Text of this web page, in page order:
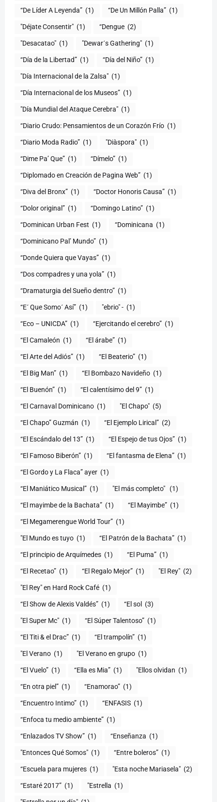
“De Líder A Leyenda” (1) “De Un Millón Palla” (1)
"Déjate Consentir" (1) “Dengue (2)
"Desacatao" (1) "Dewar´s Gathering" (1)
(1) “Día del Niño” (1)
"Día Internacional de la Zalsa" (1)
“Día Internacional de los Museos” (1)
"Día Mundial del Ataque Cerebra" (1)
“Diario Crudo: Pensamientos de un Corazón Frío (1)
“Diario Moda Radio” (1) (1)
“Dime Pa’ Que” (1) “Dímelo” (1)
“Diplomado en Creación de Pagina Web” (1)
“Diva del Bronx” (1) “Doctor Honoris Causa” (1)
“Dolor original” (1) “Domingo Latino” (1)
“Dominican Urban Fest (1) “Dominicana (1)
“Dominicano Pal’ Mundo” (1)
“Donde Quiera que Vayas” (1)
“Dos compadres y una yola” (1)
“Dramaturgia del Sueño dentro” (1)
“E´ Que Somo´ Así” (1) "ebrio" - (1)
“Eco – UNICDA” (1) “Ejercitando el cerebro” (1)
“El Camaleón (1) “El árabe” (1)
“El Arte del Adiós” (1) “El Beaterio” (1)
“El Big Man” (1) “El Bombazo Navideño (1)
“El Buenón” (1) “El calentísimo del 9” (1)
“El Carnaval Dominicano (1) "El Chapo" (5)
“El Chapo” Guzmán (1) “El Ejemplo Lirical” (2)
“El Escándalo del 13” (1) “El Espejo de tus Ojos” (1)
“El Famoso Biberón” (1) “El fantasma de Elena” (1)
“El Gordo y La Flaca” ayer (1)
“El Maniático Musical” (1) "El más completo" ​ (1)
“El mayimbe de la Bachata” (1) “El Mayimbe” (1)
“El Megamerengue World Tour” (1)
"El Mundo es tuyo (1) “El Patrón de la Bachata” (1)
“El principio de Arquímedes (1) “El Puma” (1)
“El Recetao” (1) “El Regalo Mejor” (1) "El Rey" (2)
"El Rey" en Hard Rock Café (1)
“El Show de Alexis Valdés” (1) “El sol (3)
"El Super Mc" (1) (1)
“El Titi & el Drac” (1) “El trampolín” (1)
"El Verano (1) "El Verano en grupo (1)
(1) “Ella es Mia” (1) "Ellos olvidan (1)
“En otra piel” (1) “Enamorao” (1)
“Encuentro Intimo” (1) “ENFASIS (1)
“Enfoca tu medio ambiente” (1)
“Enlazados TV Show” (1) “Enseñanza (1)
"Entonces Qué Somos" (1) “Entre boleros” (1)
“Escuela para mujeres (1) "Esta noche Mariasela" (2)
“Estaré 2017” (1) "Estrella (1)